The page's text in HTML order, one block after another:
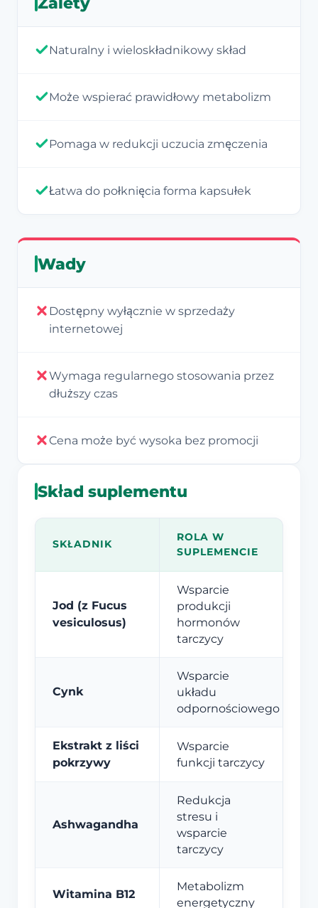
Naturalny i wieloskładnikowy skład
Może wspierać prawidłowy metabolizm
Pomaga w redukcji uczucia zmęczenia
Łatwa do połknięcia forma kapsułek
Wady
Dostępny wyłącznie w sprzedaży
internetowej
Wymaga regularnego stosowania przez
dłuższy czas
Cena może być wysoka bez promocji
Skład suplementu
SKŁADNIK
ROLA W
SUPLEMENCIE
Jod (z Fucus
vesiculosus)
Wsparcie
produkcji
hormonów
tarczycy
Cynk
Wsparcie
układu
odpornościowego
Ekstrakt z liści
pokrzywy
Wsparcie
funkcji tarczycy
Ashwagandha
Redukcja
stresu i
wsparcie
tarczycy
Witamina B12
Metabolizm
energetyczny